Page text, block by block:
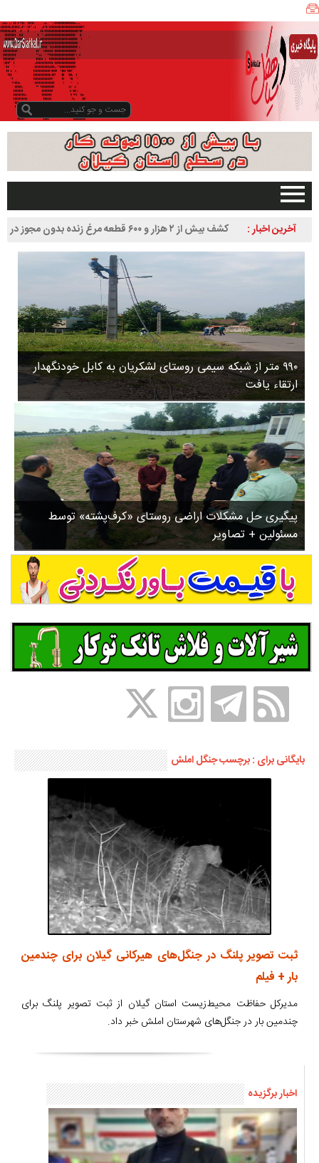
صفحه اصلی
دیلمان
روستاها
ورزشی
سیاسی
چندرسانه ای
مسیر گردشگری دیلمان
درباره ما
آخرین اخبار :
کشف بیش از ۲ هزار و ۶۰۰ قطعه مرغ زنده بدون مجوز در
سیاهکل
۹۹۰ متر از شبکه سیمی روستای لشکریان به کابل خودنگهدار
ارتقاء یافت
پیگیری حل مشکلات اراضی روستای «کرف‌پشته» توسط
مسئولین + تصاویر
ا
ه
ک
ل
ز
و
د
و
د
س
۱
۳
۵
۸
ب
ا
ز
ن
ش
س
ت
ش
د
.
بایگانی برای : برچسب جنگل املش
ثبت تصویر پلنگ در جنگل‌های هیرکانی گیلان برای چندمین
بار + فیلم
مدیرکل حفاظت محیط‌زیست استان گیلان از ثبت تصویر پلنگ برای
چندمین بار در جنگل‌های شهرستان املش خبر داد.
اخبار برگزیده